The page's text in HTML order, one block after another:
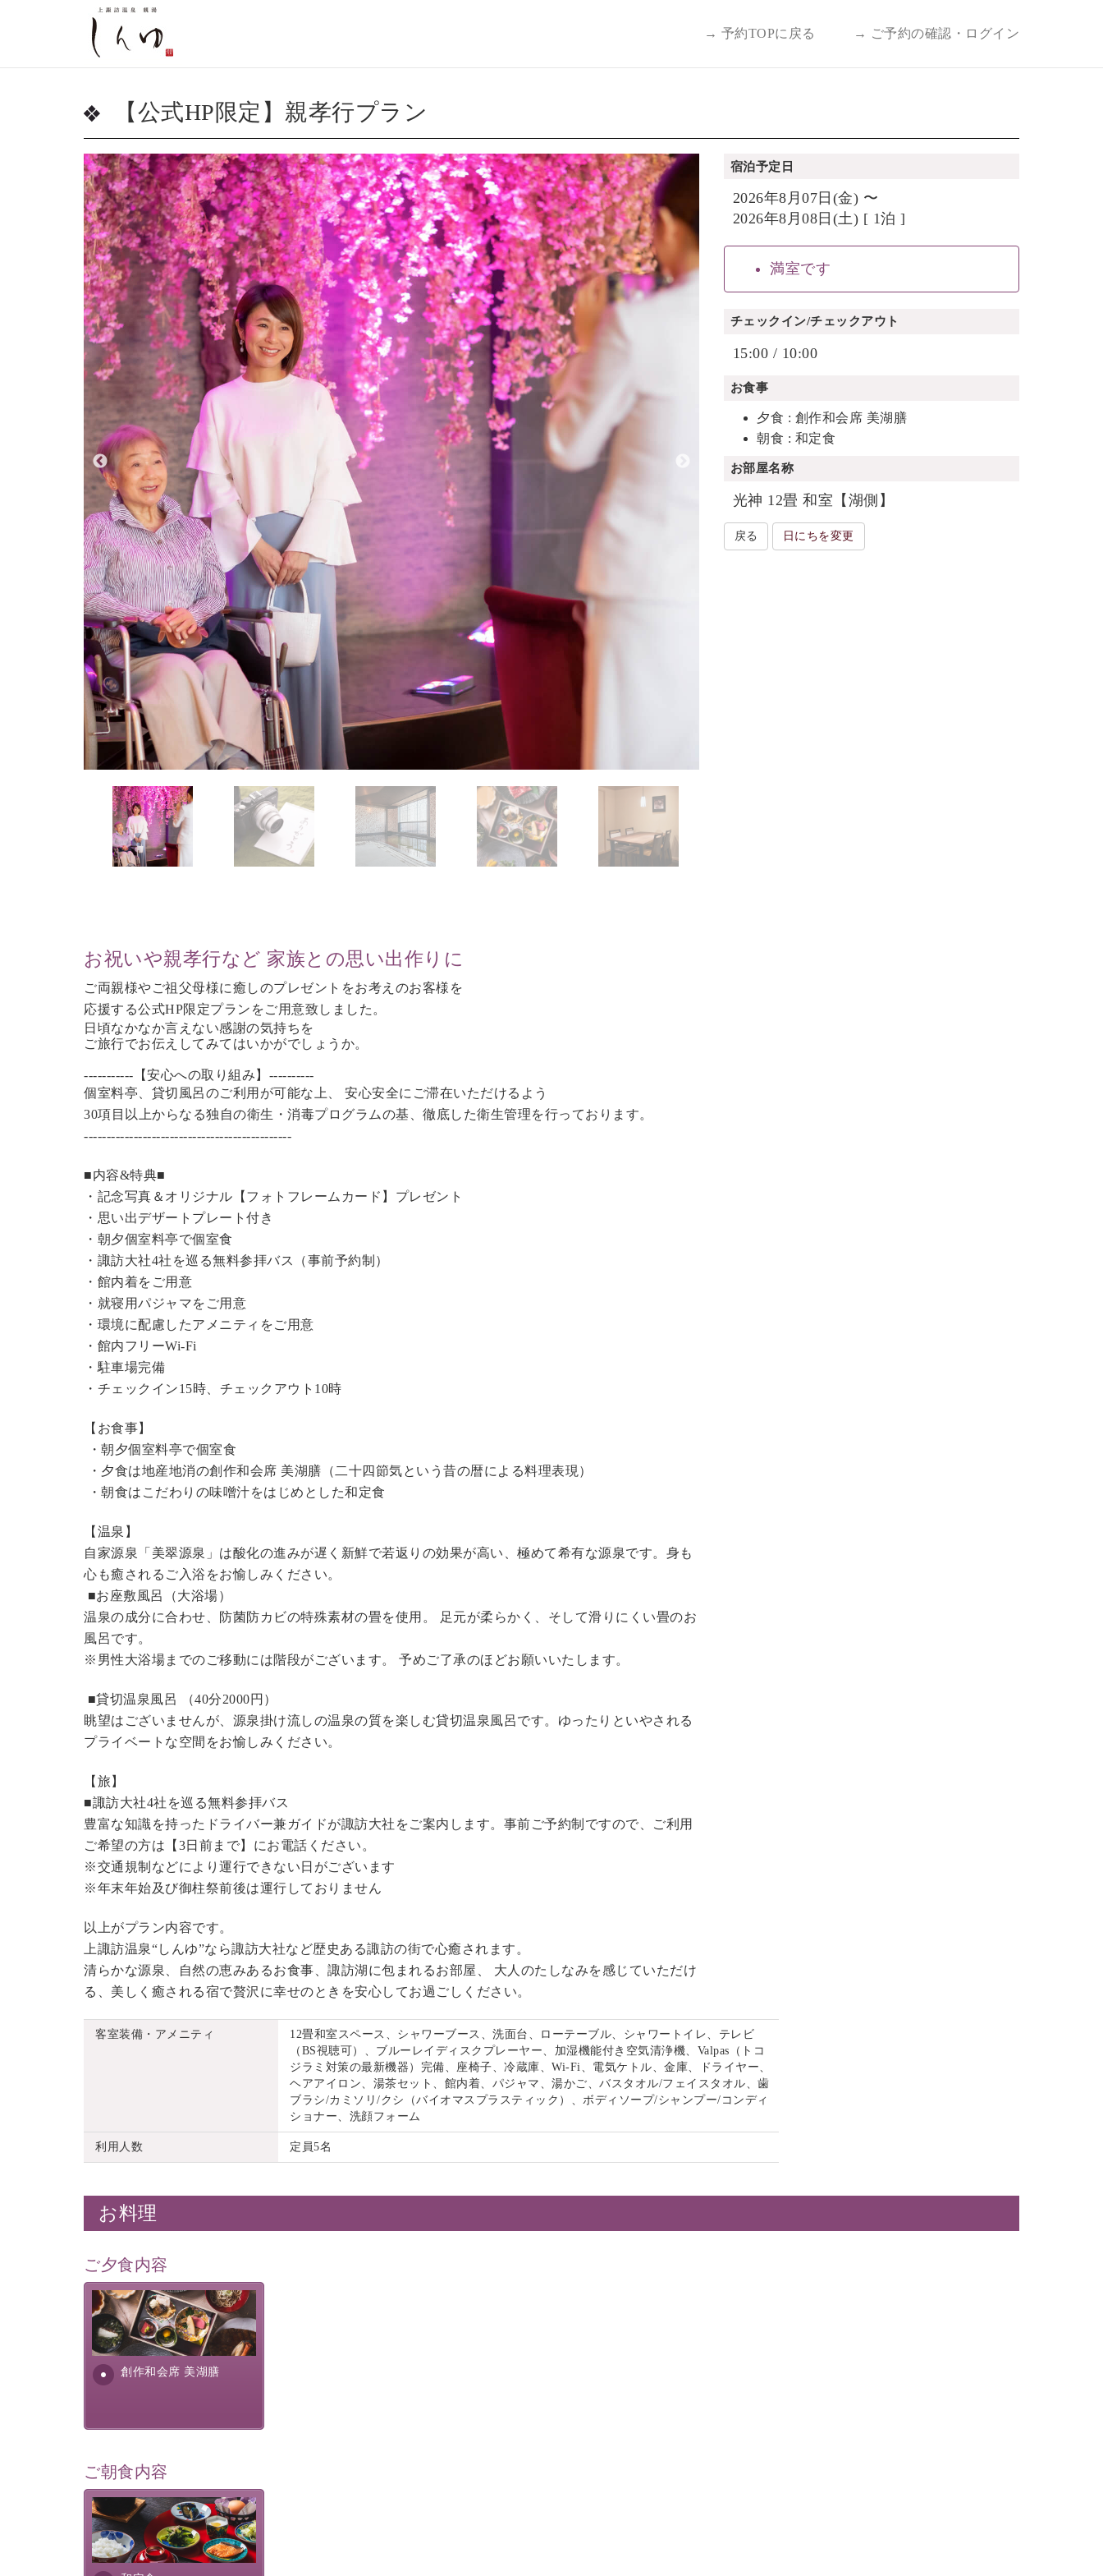
→ 予約TOPに戻る → ご予約の確認・ログイン
【公式HP限定】親孝行プラン
お祝いや親孝行など 家族との思い出作りに
ご両親様やご祖父母様に癒しのプレゼントをお考えのお客様を
応援する公式HP限定プランをご用意致しました。
日頃なかなか言えない感謝の気持ちを
ご旅行でお伝えしてみてはいかがでしょうか。
-----------【安心への取り組み】----------
個室料亭、貸切風呂のご利用が可能な上、 安心安全にご滞在いただけるよう
30項目以上からなる独自の衛生・消毒プログラムの基、徹底した衛生管理を行っております。
----------------------------------------------
■内容&特典■
・記念写真＆オリジナル【フォトフレームカード】プレゼント
・思い出デザートプレート付き
・朝夕個室料亭で個室食
・諏訪大社4社を巡る無料参拝バス（事前予約制）
・館内着をご用意
・就寝用パジャマをご用意
・環境に配慮したアメニティをご用意
・館内フリーWi-Fi
・駐車場完備
・チェックイン15時、チェックアウト10時
【お食事】
・朝夕個室料亭で個室食
・夕食は地産地消の創作和会席 美湖膳（二十四節気という昔の暦による料理表現）
・朝食はこだわりの味噌汁をはじめとした和定食
【温泉】
自家源泉「美翠源泉」は酸化の進みが遅く新鮮で若返りの効果が高い、極めて希有な源泉です。身も
心も癒されるご入浴をお愉しみください。
■お座敷風呂（大浴場）
温泉の成分に合わせ、防菌防カビの特殊素材の畳を使用。 足元が柔らかく、そして滑りにくい畳のお
風呂です。
※男性大浴場までのご移動には階段がございます。 予めご了承のほどお願いいたします。
■貸切温泉風呂 （40分2000円 ）
眺望はございませんが、源泉掛け流しの温泉の質を楽しむ貸切温泉風呂です。ゆったりといやされる
プライベートな空間をお愉しみください。
【旅】
■諏訪大社4社を巡る無料参拝バス
豊富な知識を持ったドライバー兼ガイドが諏訪大社をご案内します。 事前ご予約制ですので、ご利用
ご希望の方は【3日前まで】にお電話ください。
※交通規制などにより運行できない日がございます
※年末年始及び御柱祭前後は運行しておりません
以上がプラン内容です。
上諏訪温泉“しんゆ”なら諏訪大社など歴史ある諏訪の街で心癒されます。
清らかな源泉、自然の恵みあるお食事、諏訪湖に包まれるお部屋、 大人のたしなみを感じていただけ
る、美しく癒される宿で贅沢に幸せのときを安心してお過ごしください。
宿泊予定日
2026年8月07日(金) 〜
2026年8月08日(土) [ 1泊 ]
満室です
チェックイン/チェックアウト
15:00 / 10:00
お食事
夕食 : 創作和会席 美湖膳
朝食 : 和定食
お部屋名称
光神 12畳 和室【湖側】
戻る 日にちを変更
客室装備・アメニティ
12畳和室スペース、シャワーブース、洗面台、ローテーブル、シャワートイレ、テレビ
（BS視聴可）、ブルーレイディスクプレーヤー、加湿機能付き空気清浄機、Valpas（トコ
ジラミ対策の最新機器）完備、座椅子、冷蔵庫、Wi-Fi、電気ケトル、金庫、ドライヤー、
ヘアアイロン、湯茶セット、館内着、パジャマ、湯かご、バスタオル/フェイスタオル、歯
ブラシ/カミソリ/クシ（バイオマスプラスティック）、ボディソープ/シャンプー/コンディ
ショナー、洗顔フォーム
利用人数 定員5名
お料理
ご夕食内容
創作和会席 美湖膳
美湖膳とは諏訪の地で特別を
提供する為に料理長・神原 裕
明が考え出した創作和会席で
す。美しい諏訪湖の幸...
ご朝食内容
さっぱりとした和食膳に使わ
れる食材は、諏訪の名産品を
ふんだんに取り入れ、安心・